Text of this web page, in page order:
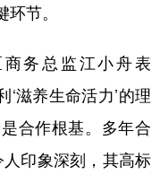
节。
务总监江小舟表
‘滋养生命活力’的理
合作根基。多年合
人印象深刻，其高标